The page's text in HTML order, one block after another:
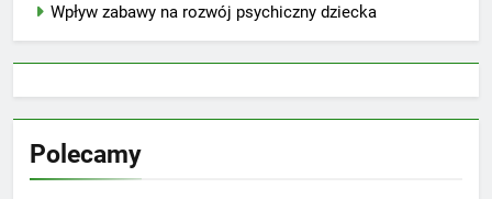
Wpływ zabawy na rozwój psychiczny dziecka
Polecamy